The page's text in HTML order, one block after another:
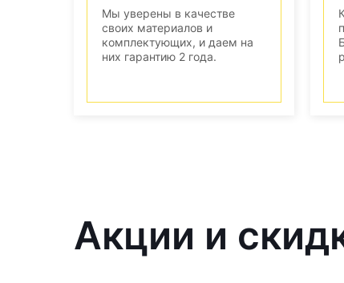
Мы уверены в качестве
своих материалов и
комплектующих, и даем на
них гарантию 2 года.
Акции и